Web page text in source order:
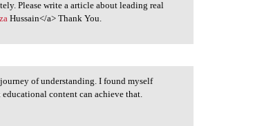
Please write a article about leading real
Hussain</a> Thank You.
of understanding. I found myself
content can achieve that.